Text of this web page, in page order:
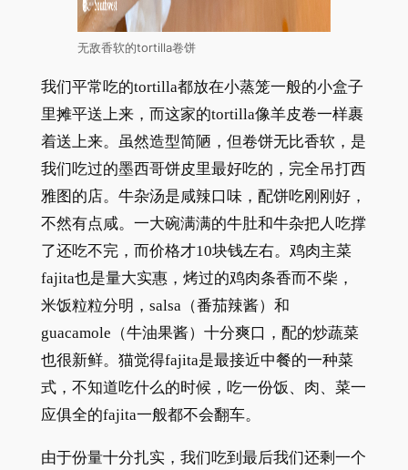
无敌香软的tortilla卷饼
我们平常吃的tortilla都放在小蒸笼一般的小盒子
里摊平送上来，而这家的tortilla像羊皮卷一样裹
着送上来。虽然造型简陋，但卷饼无比香软，是
我们吃过的墨西哥饼皮里最好吃的，完全吊打西
雅图的店。牛杂汤是咸辣口味，配饼吃刚刚好，
不然有点咸。一大碗满满的牛肚和牛杂把人吃撑
了还吃不完，而价格才10块钱左右。鸡肉主菜
fajita也是量大实惠，烤过的鸡肉条香而不柴，
米饭粒粒分明，salsa（番茄辣酱）和
guacamole（牛油果酱）十分爽口，配的炒蔬菜
也很新鲜。猫觉得fajita是最接近中餐的一种菜
式，不知道吃什么的时候，吃一份饭、肉、菜一
应俱全的fajita一般都不会翻车。
由于份量十分扎实，我们吃到最后我们还剩一个